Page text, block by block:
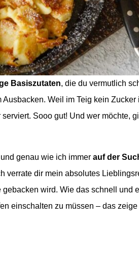
Basiszutaten, die du vermutlich
Weil im Teig kein Zucker
Sooo gut! Und wer möchte,
genau wie ich immer auf der
verrate dir mein absolutes
wird. Wie das schnell und
einschalten zu müssen – das zeige